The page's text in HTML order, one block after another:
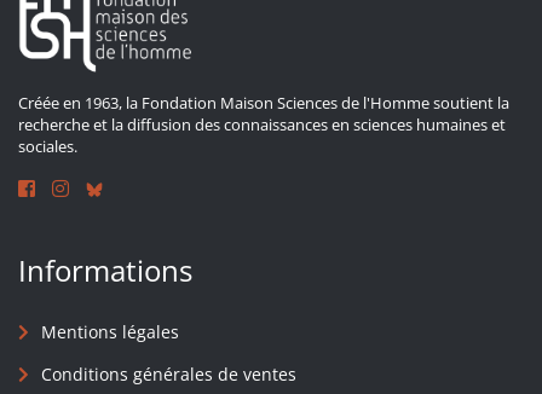
Créée en 1963, la Fondation Maison Sciences de l'Homme soutient la
recherche et la diffusion des connaissances en sciences humaines et
sociales.
Informations
Mentions légales
Conditions générales de ventes